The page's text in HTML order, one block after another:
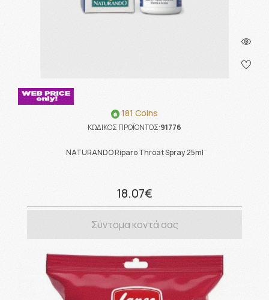
181 Coins
ΚΩΔΙΚΟΣ ΠΡΟΪΟΝΤΟΣ:91776
NATURANDO Riparo Throat Spray 25ml
18.07€
Σύντομα κοντά σας